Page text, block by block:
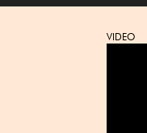
VIDEO